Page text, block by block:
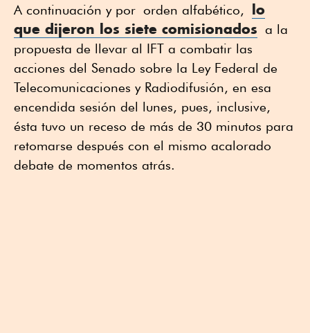
A continuación y por orden alfabético, lo
que dijeron los siete comisionados a la
propuesta de llevar al IFT a combatir las
acciones del Senado sobre la Ley Federal de
Telecomunicaciones y Radiodifusión, en esa
encendida sesión del lunes, pues, inclusive,
ésta tuvo un receso de más de 30 minutos para
retomarse después con el mismo acalorado
debate de momentos atrás.